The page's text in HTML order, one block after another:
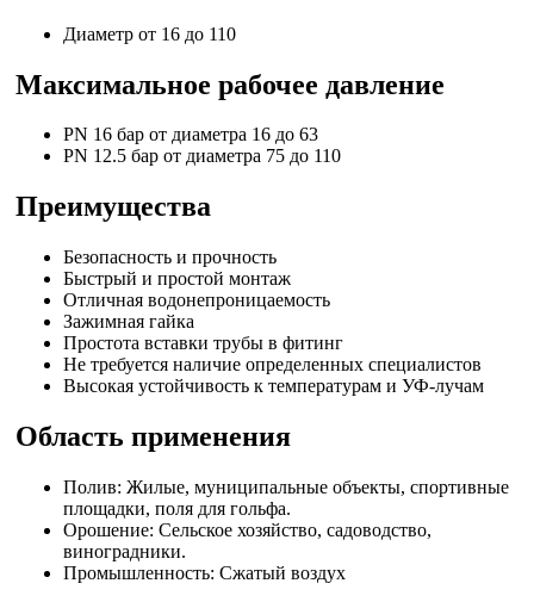
Диаметр от 16 до 110
Максимальное рабочее давление
PN 16 бар от диаметра 16 до 63
PN 12.5 бар от диаметра 75 до 110
Преимущества
Безопасность и прочность
Быстрый и простой монтаж
Отличная водонепроницаемость
Зажимная гайка
Простота вставки трубы в фитинг
Не требуется наличие определенных специалистов
Высокая устойчивость к температурам и УФ-лучам
Область применения
Полив: Жилые, муниципальные объекты, спортивные
площадки, поля для гольфа.
Орошение: Сельское хозяйство, садоводство,
виноградники.
Промышленность: Сжатый воздух